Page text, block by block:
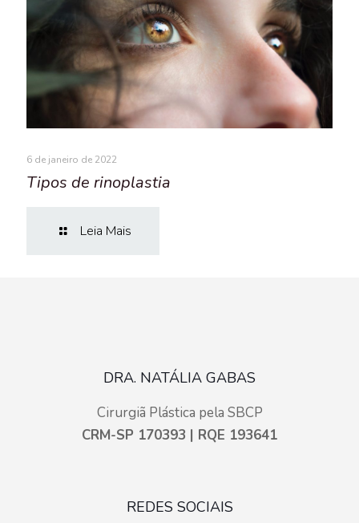
6 de janeiro de 2022
Tipos de rinoplastia
Leia Mais
DRA. NATÁLIA GABAS
Cirurgiã Plástica pela SBCP
CRM-SP 170393 | RQE 193641
REDES SOCIAIS